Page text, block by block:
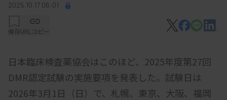
2025.10.17 06:01
保存URLコピー
日本臨床検査薬協会はこのほど、2025年度第27回
DMR認定試験の実施要項を発表した。試験日は
2026年3月1日（日）で、札幌、東京、大阪、福岡